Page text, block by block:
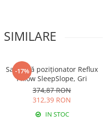
SIMILARE
-17%
Salteluță poziționator Reflux
Pillow SleepSlope, Gri
374,87 RON
312,39 RON
IN STOC